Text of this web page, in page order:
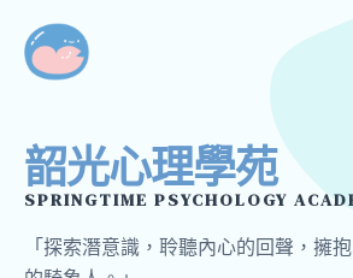
韶光心理學苑
SPRINGTIME PSYCHOLOGY
「探索潛意識，聆聽內心的回聲，擁